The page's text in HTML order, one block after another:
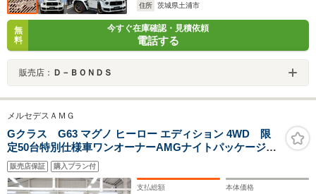
住所
茨城県土浦市
無
料
今すぐ在庫確認・見積依頼
電話する
販売店： Ｄ－ＢＯＮＤＳ
メルセデスＡＭＧ
Gクラス G63 マグノ ヒーロー エディション 4WD 限
定50台特別仕様車ワンオーナーAMGナイトパッケージマ
グノAMGナイトパッケージII22AWマグナイトブラックア
クセントGマヌファクトゥーアプログラムプラスカーボン
コンビステアリングナビテレビ360度カメラETC2.0
販売店保証 購入プラン付
支払総額 本体価格